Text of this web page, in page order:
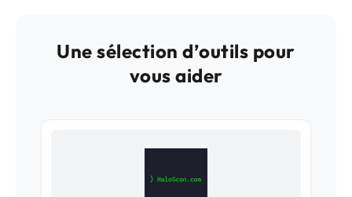
Une sélection d’outils pour
vous aider